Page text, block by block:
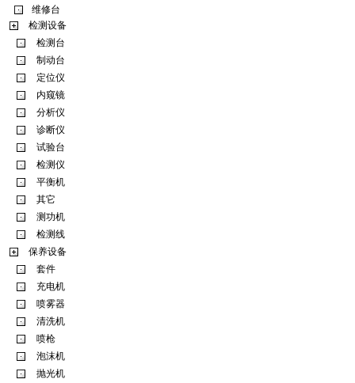
维修台
检测设备
检测台
制动台
定位仪
内窥镜
分析仪
诊断仪
试验台
检测仪
平衡机
其它
测功机
检测线
保养设备
套件
充电机
喷雾器
清洗机
喷枪
泡沫机
抛光机